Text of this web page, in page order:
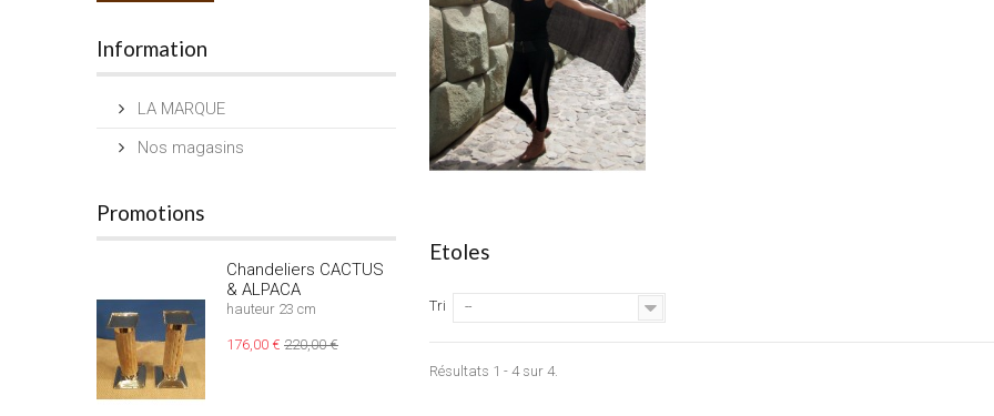
Information
LA MARQUE
Nos magasins
Promotions
Chandeliers CACTUS
& ALPACA
hauteur 23 cm
176,00 € 220,00 €
Etoles
Tri --
Résultats 1 - 4 sur 4.